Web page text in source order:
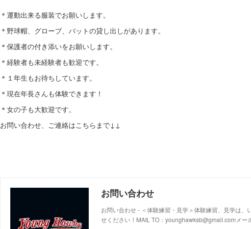
＊運動出来る服装でお願いします。
＊野球帽、グローブ、バットの貸し出しがあります。
＊保護者の付き添いをお願いします。
＊経験者も未経験者も歓迎です。
＊１年生もお待ちしています。
＊現在年長さんも体験できます！
＊女の子も大歓迎です。
お問い合わせ、ご連絡はこちらまで↓↓
お問い合わせ
お問い合わせ - ＜体験練習・見学＞体験練習、見学は
せください！MAIL TO：younghawksb@gmail.comメー